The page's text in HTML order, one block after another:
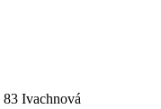
Ivachnová